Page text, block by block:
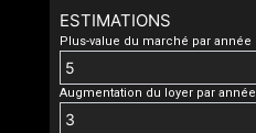
ESTIMATIONS
Plus-value du marché par année
Augmentation du loyer par année